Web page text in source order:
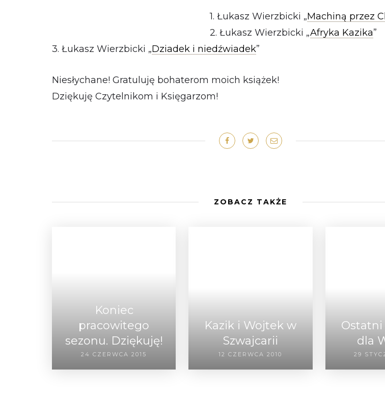
1. Łukasz Wierzbicki „Machiną przez
2. Łukasz Wierzbicki „Afryka Kazika”
3. Łukasz Wierzbicki „Dziadek i niedźwiadek”
Niesłychane! Gratuluję bohaterom moich książek!
Dziękuję Czytelnikom i Księgarzom!
ZOBACZ TAKŻE
Koniec
pracowitego
sezonu. Dziękuję!
24 CZERWCA 2015
Kazik i Wojtek w
Szwajcarii
12 CZERWCA 2010
dla
29